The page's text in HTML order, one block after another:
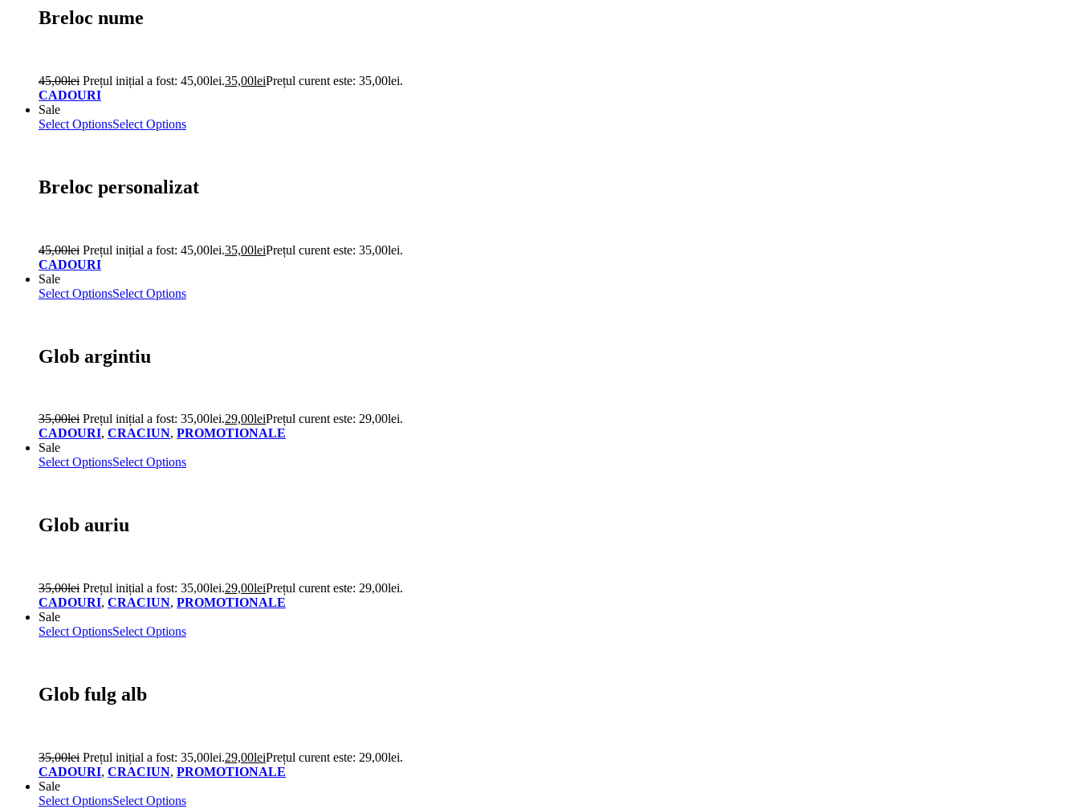
Breloc nume
45,00lei Prețul inițial a fost: 45,00lei.35,00leiPrețul curent este: 35,00lei.
CADOURI
Sale
Select OptionsSelect Options
Breloc personalizat
45,00lei Prețul inițial a fost: 45,00lei.35,00leiPrețul curent este: 35,00lei.
CADOURI
Sale
Select OptionsSelect Options
Glob argintiu
35,00lei Prețul inițial a fost: 35,00lei.29,00leiPrețul curent este: 29,00lei.
CADOURI, CRACIUN, PROMOTIONALE
Sale
Select OptionsSelect Options
Glob auriu
35,00lei Prețul inițial a fost: 35,00lei.29,00leiPrețul curent este: 29,00lei.
CADOURI, CRACIUN, PROMOTIONALE
Sale
Select OptionsSelect Options
Glob fulg alb
35,00lei Prețul inițial a fost: 35,00lei.29,00leiPrețul curent este: 29,00lei.
CADOURI, CRACIUN, PROMOTIONALE
Sale
Select OptionsSelect Options